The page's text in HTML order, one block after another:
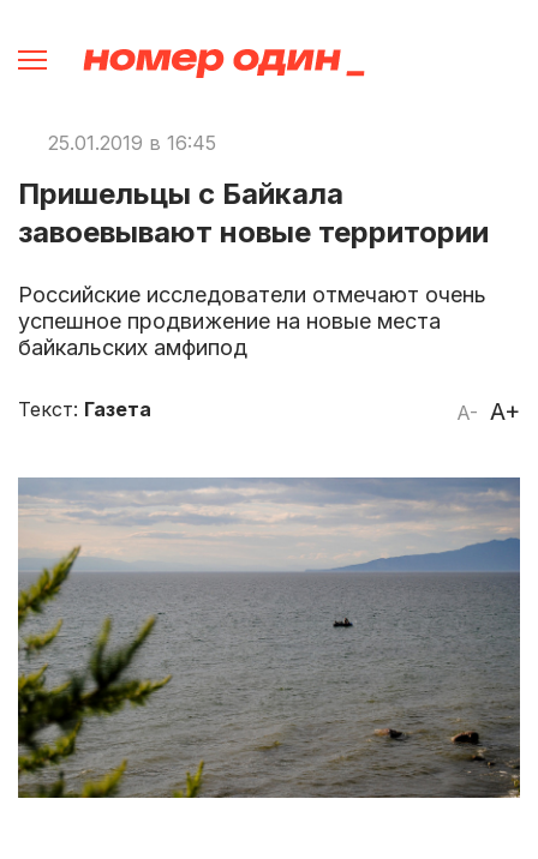
25.01.2019 в 16:45
Пришельцы с Байкала
завоевывают новые территории
Российские исследователи отмечают очень
успешное продвижение на новые места
байкальских амфипод
A- A+
Текст: Газета